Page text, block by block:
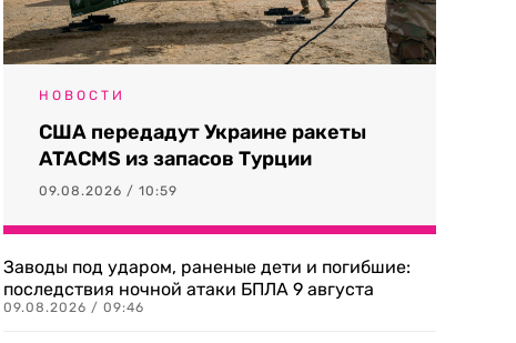
НОВОСТИ
США передадут Украине ракеты
ATACMS из запасов Турции
09.08.2026 / 10:59
Заводы под ударом, раненые дети и погибшие:
последствия ночной атаки БПЛА 9 августа
09.08.2026 / 09:46